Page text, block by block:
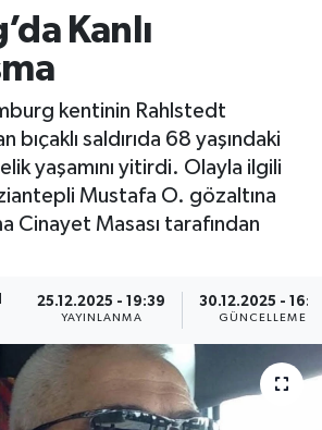
Kanlı
kentinin Rahlstedt
bıçaklı saldırıda 68 yaşındaki
yaşamını yitirdi. Olayla ilgili
Mustafa O. gözaltına
Cinayet Masası tarafından
25.12.2025 - 19:39
YAYINLANMA
30.12.2025 -
GÜNCELLEME